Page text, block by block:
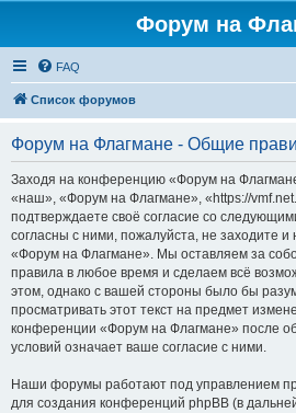
Форум на
FAQ
Список форумов
Форум на Флагмане - Общие
Заходя на конференцию «Форум на
«наш», «Форум на Флагмане», «https://
подтверждаете своё согласие со
согласны с ними, пожалуйста, не заходите
«Форум на Флагмане». Мы оставляем за
правила в любое время и сделаем всё
этом, однако с вашей стороны было бы
просматривать этот текст на предмет
конференции «Форум на Флагмане» после
условий означает ваше согласие с ними.
Наши форумы работают под управлением
для создания конференций phpBB (в